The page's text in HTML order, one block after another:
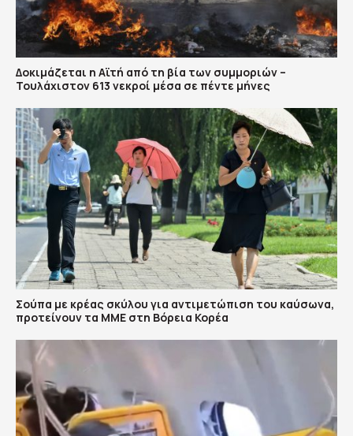
Δοκιμάζεται η Αϊτή από τη βία των συμμοριών –
Τουλάχιστον 613 νεκροί μέσα σε πέντε μήνες
Σούπα με κρέας σκύλου για αντιμετώπιση του καύσωνα,
προτείνουν τα ΜΜΕ στη Βόρεια Κορέα